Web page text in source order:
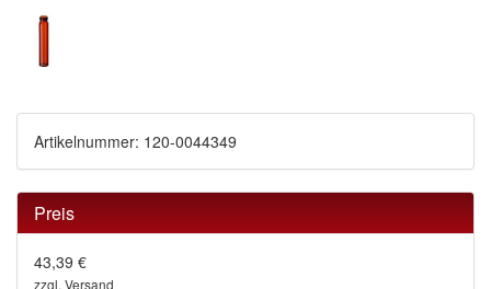
Artikelnummer: 120-0044349
Preis
43,39 €
zzgl. Versand